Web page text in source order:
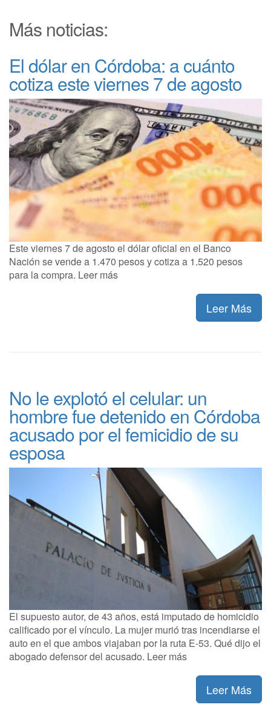
Más noticias:
El dólar en Córdoba: a cuánto
cotiza este viernes 7 de agosto
Este viernes 7 de agosto el dólar oficial en el Banco
Nación se vende a 1.470 pesos y cotiza a 1.520 pesos
para la compra. Leer más
Leer Más
No le explotó el celular: un
hombre fue detenido en Córdoba
acusado por el femicidio de su
esposa
El supuesto autor, de 43 años, está imputado de homicidio
calificado por el vínculo. La mujer murió tras incendiarse el
auto en el que ambos viajaban por la ruta E-53. Qué dijo el
abogado defensor del acusado. Leer más
Leer Más